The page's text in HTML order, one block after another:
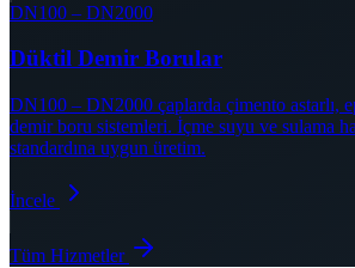
DN100 – DN2000
Düktil Demir Borular
DN100 – DN2000 çaplarda çimento astarlı,
demir boru sistemleri. İçme suyu ve sulama
standardına uygun üretim.
İncele
Tüm Hizmetler